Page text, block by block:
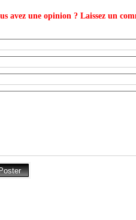
avez une opinion ? Laissez un